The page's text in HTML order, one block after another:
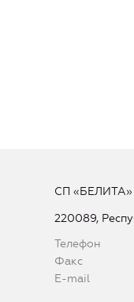
СП
220089,
Телефон
Факс
E-mail